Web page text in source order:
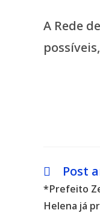
A Rede
Leia
artigos
Post
*Prefeito
Helena já